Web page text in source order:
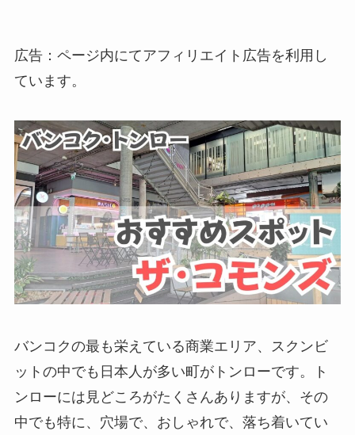
広告：ページ内にてアフィリエイト広告を利用し
ています。
バンコクの最も栄えている商業エリア、スクンビ
ットの中でも日本人が多い町がトンローです。ト
ンローには見どころがたくさんありますが、その
中でも特に、穴場で、おしゃれで、落ち着いてい